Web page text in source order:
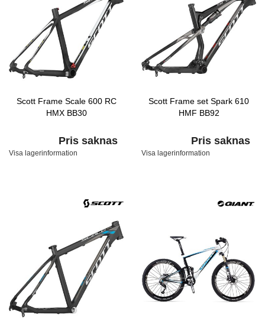
Scott Frame Scale 600 RC
HMX BB30
Pris saknas
Visa lagerinformation
Scott Frame set Spark 610
HMF BB92
Pris saknas
Visa lagerinformation